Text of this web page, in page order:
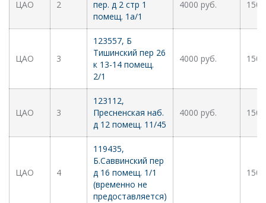
ЦАО 2
пер. д 2 стр 1
помещ. 1а/1
4000 руб.
ЦАО 3
123557, Б
Тишинский пер 26
к 13-14 помещ.
2/1
4000 руб.
ЦАО 3
123112,
Пресненская наб.
д 12 помещ. 11/45
4000 руб.
ЦАО 4
119435,
Б.Саввинский пер
д 16 помещ. 1/1
(временно не
предоставляется)